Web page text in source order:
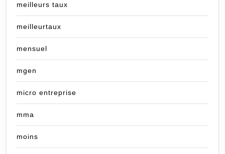
meilleurs taux
meilleurtaux
mensuel
mgen
micro entreprise
mma
moins